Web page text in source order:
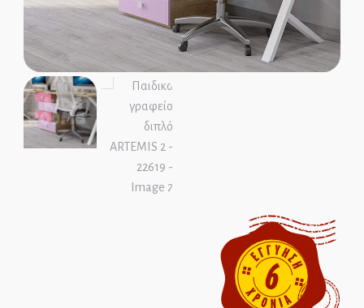
Παιδικές Ντουλάπες
Παιδικά Γραφεία
ΜΑΣΙΦ ΞΥΛΟ
MDF ΚΑΠΛΑΜΑΣ
Ολοκληρωμένα Δωμάτια
Παιδικά Κρεβάτια